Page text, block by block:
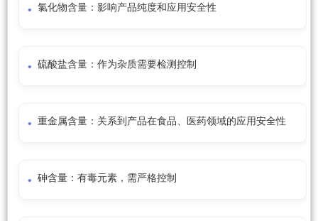
氯化物含量：影响产品纯度和应用安全性
硫酸盐含量：作为杂质需要检测控制
重金属含量：关系到产品在食品、医药领域的应用安全性
砷含量：有毒元素，需严格控制